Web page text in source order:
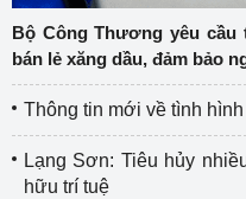
Bộ Công Thương yêu
bán lẻ xăng dầu, đảm bảo
Thông tin mới về tình
Lạng Sơn: Tiêu hủy
hữu trí tuệ